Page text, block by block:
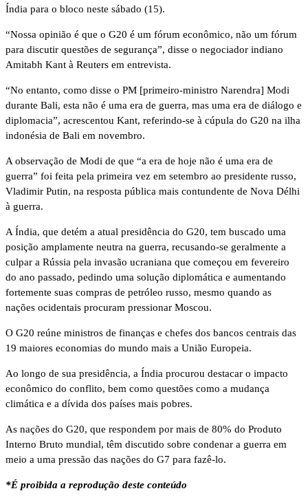
Índia para o bloco neste sábado (15).
“Nossa opinião é que o G20 é um fórum econômico, não um fórum
para discutir questões de segurança”, disse o negociador indiano
Amitabh Kant à Reuters em entrevista.
“No entanto, como disse o PM [primeiro-ministro Narendra] Modi
durante Bali, esta não é uma era de guerra, mas uma era de diálogo e
diplomacia”, acrescentou Kant, referindo-se à cúpula do G20 na ilha
indonésia de Bali em novembro.
A observação de Modi de que “a era de hoje não é uma era de
guerra” foi feita pela primeira vez em setembro ao presidente russo,
Vladimir Putin, na resposta pública mais contundente de Nova Délhi
à guerra.
A Índia, que detém a atual presidência do G20, tem buscado uma
posição amplamente neutra na guerra, recusando-se geralmente a
culpar a Rússia pela invasão ucraniana que começou em fevereiro
do ano passado, pedindo uma solução diplomática e aumentando
fortemente suas compras de petróleo russo, mesmo quando as
nações ocidentais procuram pressionar Moscou.
O G20 reúne ministros de finanças e chefes dos bancos centrais das
19 maiores economias do mundo mais a União Europeia.
Ao longo de sua presidência, a Índia procurou destacar o impacto
econômico do conflito, bem como questões como a mudança
climática e a dívida dos países mais pobres.
As nações do G20, que respondem por mais de 80% do Produto
Interno Bruto mundial, têm discutido sobre condenar a guerra em
meio a uma pressão das nações do G7 para fazê-lo.
*É proibida a reprodução deste conteúdo